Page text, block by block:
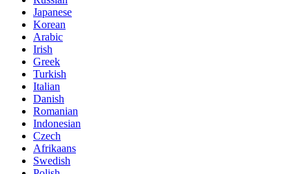
Japanese
Korean
Arabic
Irish
Greek
Turkish
Italian
Danish
Romanian
Indonesian
Czech
Afrikaans
Swedish